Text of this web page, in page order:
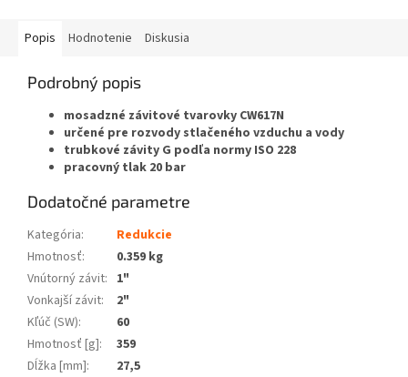
Popis Hodnotenie Diskusia
Podrobný popis
mosadzné závitové tvarovky CW617N
určené pre rozvody stlačeného vzduchu a vody
trubkové závity G podľa normy ISO 228
pracovný tlak 20 bar
Dodatočné parametre
Kategória:
Redukcie
Hmotnosť:
0.359 kg
Vnútorný závit: 1"
Vonkajší závit:
2"
Kľúč (SW):
60
Hmotnosť [g]:
359
Dĺžka [mm]:
27,5